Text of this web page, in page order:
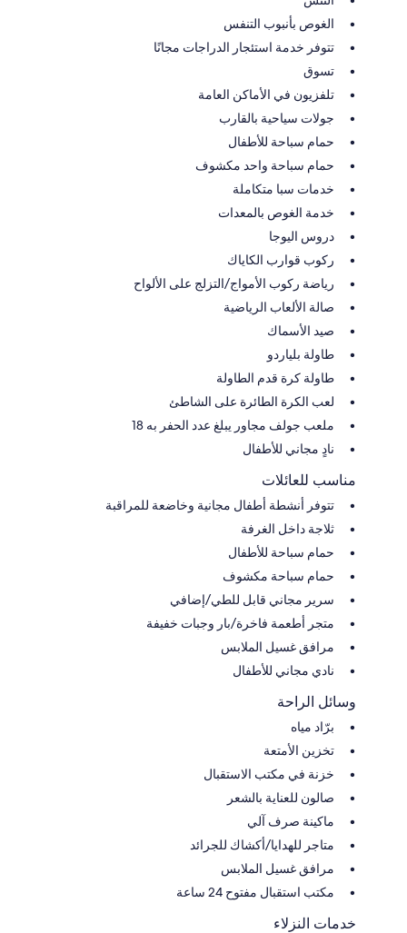
الغوص بأنبوب التنفس
تتوفر خدمة استئجار الدراجات مجانًا
تسوق
تلفزيون في الأماكن العامة
جولات سياحية بالقارب
حمام سباحة للأطفال
حمام سباحة واحد مكشوف
خدمات سبا متكاملة
خدمة الغوص بالمعدات
دروس اليوجا
ركوب قوارب الكاياك
رياضة ركوب الأمواج/التزلج على الألواح
صالة الألعاب الرياضية
صيد الأسماك
طاولة بلياردو
طاولة كرة قدم الطاولة
لعب الكرة الطائرة على الشاطئ
ملعب جولف مجاور يبلغ عدد الحفر به 18
نادٍ مجاني للأطفال
مناسب للعائلات
تتوفر أنشطة أطفال مجانية وخاضعة للمراقبة
ثلاجة داخل الغرفة
حمام سباحة للأطفال
حمام سباحة مكشوف
سرير مجاني قابل للطي/إضافي
متجر أطعمة فاخرة/بار وجبات خفيفة
مرافق غسيل الملابس
نادي مجاني للأطفال
وسائل الراحة
برّاد مياه
تخزين الأمتعة
خزنة في مكتب الاستقبال
صالون للعناية بالشعر
ماكينة صرف آلي
متاجر للهدايا/أكشاك للجرائد
مرافق غسيل الملابس
مكتب استقبال مفتوح 24 ساعة
خدمات النزلاء